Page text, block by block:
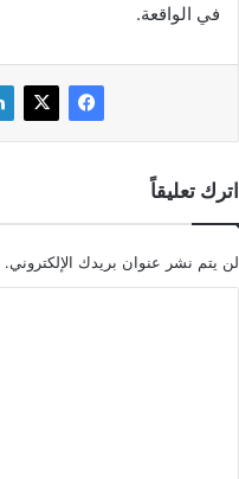
في الواقعة.
اترك تعليقاً
لن يتم نشر عنوان بريدك الإلكتروني.